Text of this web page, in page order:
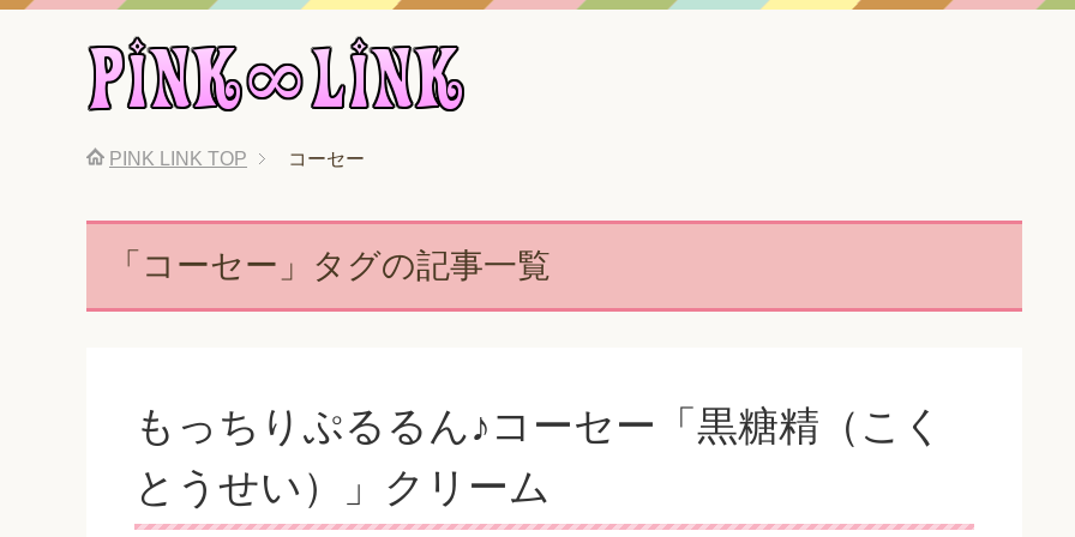
PINK LINK TOP コーセー
「コーセー」タグの記事一覧
もっちりぷるるん♪コーセー「黒糖精（こく
とうせい）」クリーム